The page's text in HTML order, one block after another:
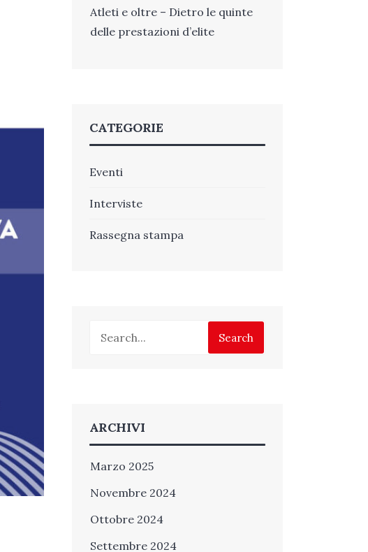
Atleti e oltre – Dietro le quinte
delle prestazioni d’elite
CATEGORIE
Eventi
Interviste
Rassegna stampa
Search
ARCHIVI
Marzo 2025
Novembre 2024
Ottobre 2024
Settembre 2024